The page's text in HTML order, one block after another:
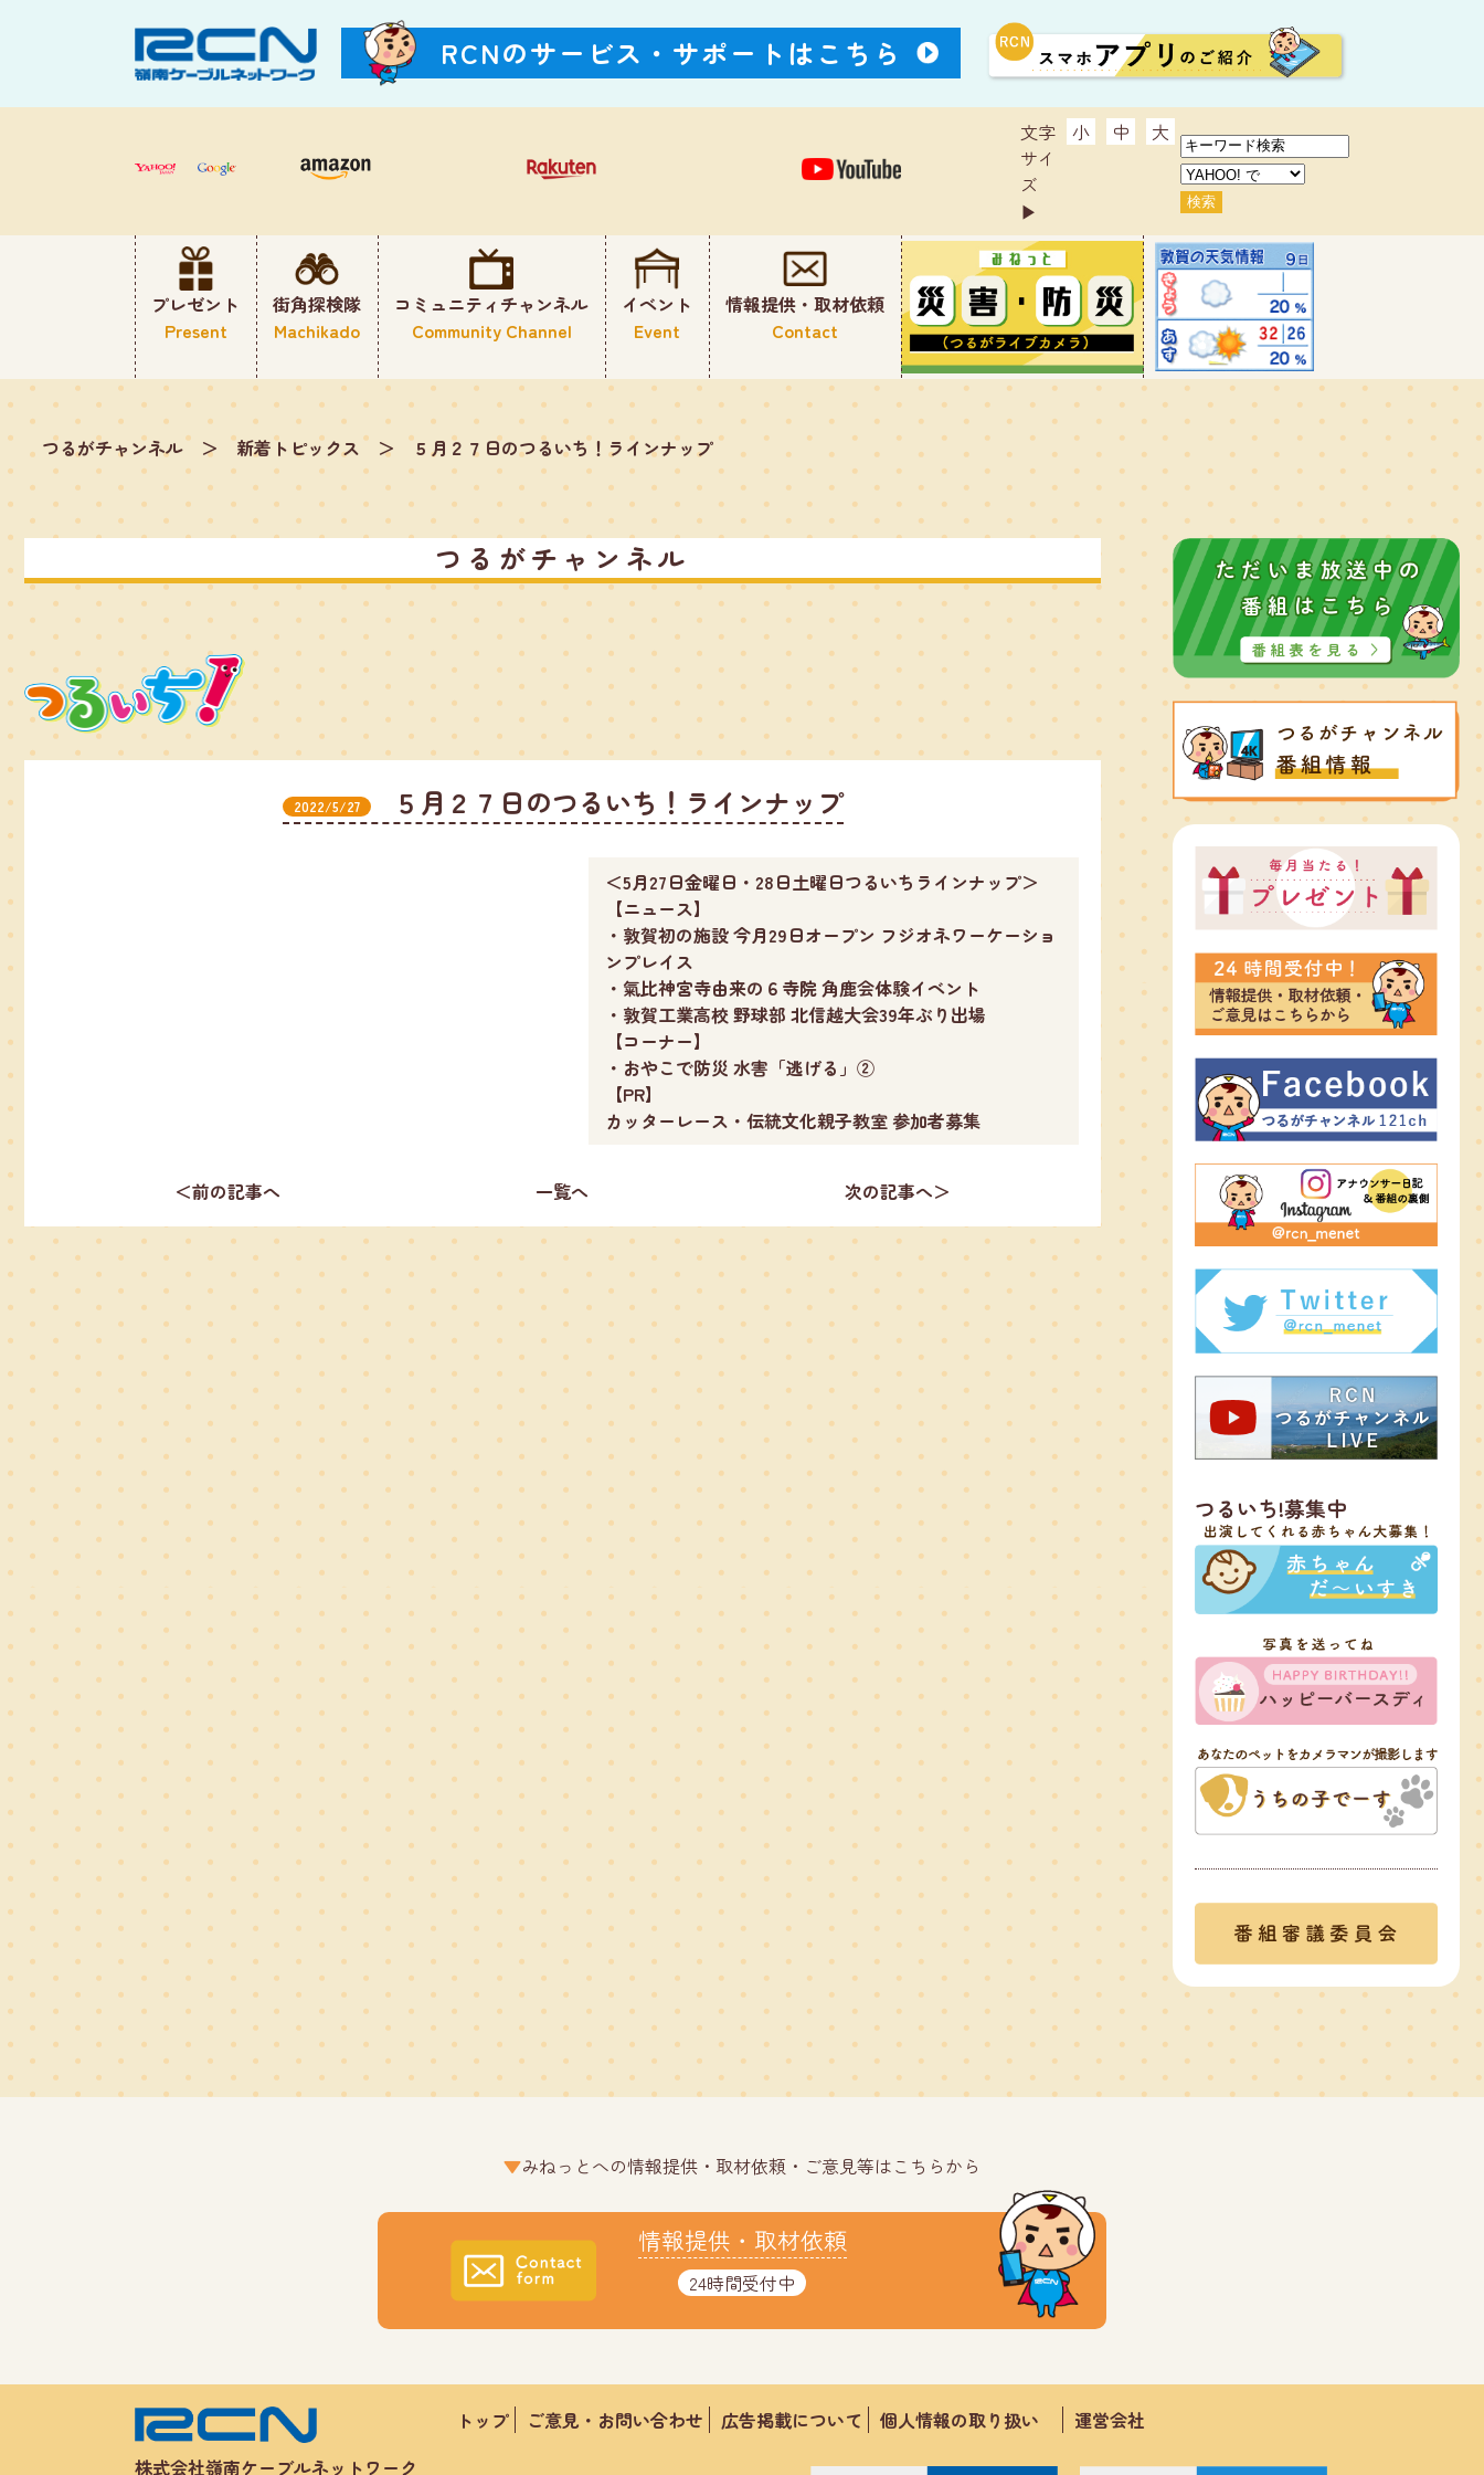
RCNのサービス・ サポートはこちら
文字
サイ
ズ
▶︎
小 中 大
プレゼント
Present
街角探検隊
Machikado
コミュニティチャンネル
Community Channel
イベント
Event
情報提供・取材依頼
Contact
つるがチャンネル ＞ 新着トピックス ＞ ５月２７日のつるいち！ラインナップ
つるがチャンネル
2022/5/27 ５月２７日のつるいち！ラインナップ
＜5月27日金曜日・28日土曜日つるいちラインナップ＞
【ニュース】
・敦賀初の施設 今月29日オープン フジオネワーケーショ
ンプレイス
・氣比神宮寺由来の６寺院 角鹿会体験イベント
・敦賀工業高校 野球部 北信越大会39年ぶり出場
【コーナー】
・おやこで防災 水害「逃げる」②
【PR】
カッターレース・伝統文化親子教室 参加者募集
＜前の記事へ 一覧へ 次の記事へ＞
つるいち!募集中
みねっとへの情報提供・取材依頼・ご意見等はこちらから
情報提供・取材依頼
24時間受付中
株式会社嶺南ケーブルネットワーク
トップ ご意見・お問い合わせ 広告掲載について 個人情報の取り扱い 運営会社